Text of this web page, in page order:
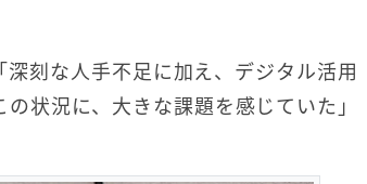
刻な人手不足に加え、デジタル活用
状況に、大きな課題を感じていた」